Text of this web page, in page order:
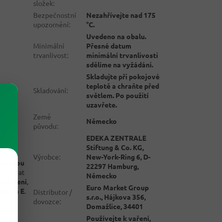
složení,
E.
složek:
Bezpečnostní
upozornění:
Nezahřívejte nad 175
°C.
Minimální
trvanlivost:
Uvedeno na obalu.
Přesné datum
minimální trvanlivosti
sdělíme na vyžádání.
Skladování:
Skladujte při pokojové
teplotě a chraňte před
světlem. Po použití
uzavřete.
Země
původu:
Německo
Výrobce:
EDEKA ZENTRALE
Stiftung & Co. KG,
New-York-Ring 6, D-
22297 Hamburg,
Německo
Distributor /
dovozce:
Euro Market Group
s.r.o., Hájkova 356,
Domažlice, 34401
Používejte k vaření,